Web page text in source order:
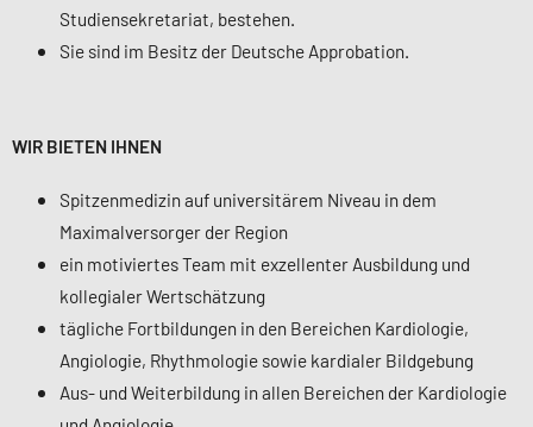
Studiensekretariat, bestehen.
Sie sind im Besitz der Deutsche Approbation.
WIR BIETEN IHNEN
Spitzenmedizin auf universitärem Niveau in dem
Maximalversorger der Region
ein motiviertes Team mit exzellenter Ausbildung und
kollegialer Wertschätzung
tägliche Fortbildungen in den Bereichen Kardiologie,
Angiologie, Rhythmologie sowie kardialer Bildgebung
Aus- und Weiterbildung in allen Bereichen der Kardiologie